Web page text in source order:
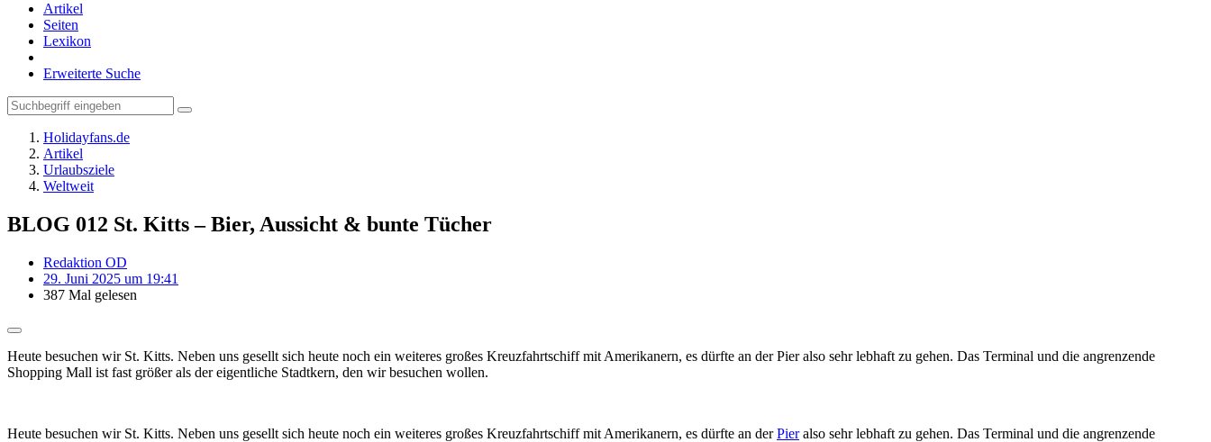
Artikel
Seiten
Lexikon
Erweiterte Suche
Holidayfans.de
Artikel
Urlaubsziele
Weltweit
BLOG 012 St. Kitts – Bier, Aussicht & bunte Tücher
Redaktion OD
29. Juni 2025 um 19:41
387 Mal gelesen
Heute besuchen wir St. Kitts. Neben uns gesellt sich heute noch ein weiteres großes Kreuzfahrtschiff mit Amerikanern, es dürfte an der Pier also sehr lebhaft zu gehen. Das Terminal und die angrenzende
Shopping Mall ist fast größer als der eigentliche Stadtkern, den wir besuchen wollen.
Heute besuchen wir St. Kitts. Neben uns gesellt sich heute noch ein weiteres großes Kreuzfahrtschiff mit Amerikanern, es dürfte an derPieralso sehr lebhaft zu gehen. Das Terminal und die angrenzende